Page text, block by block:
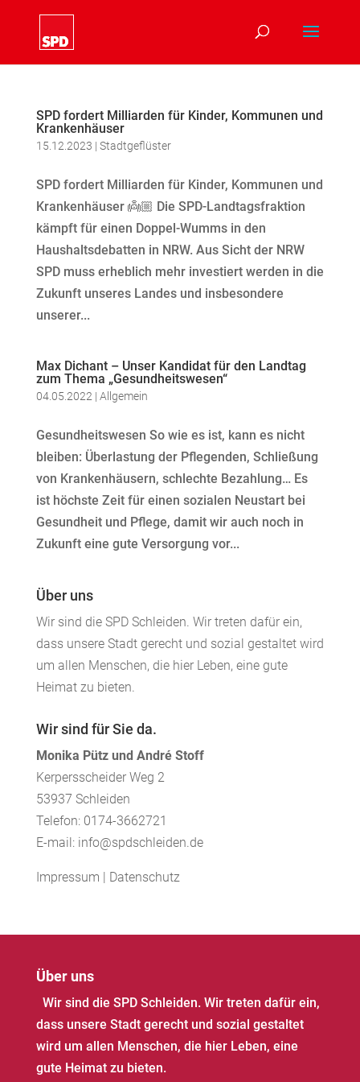
SPD fordert Milliarden für Kinder, Kommunen und
Krankenhäuser
15.12.2023 | Stadtgeflüster
SPD fordert Milliarden für Kinder, Kommunen und
Krankenhäuser 👼🏼 Die SPD-Landtagsfraktion
kämpft für einen Doppel-Wumms in den
Haushaltsdebatten in NRW. Aus Sicht der NRW
SPD muss erheblich mehr investiert werden in die
Zukunft unseres Landes und insbesondere
unserer...
Max Dichant – Unser Kandidat für den Landtag
zum Thema „Gesundheitswesen“
04.05.2022 | Allgemein
Gesundheitswesen So wie es ist, kann es nicht
bleiben: Überlastung der Pflegenden, Schließung
von Krankenhäusern, schlechte Bezahlung… Es
ist höchste Zeit für einen sozialen Neustart bei
Gesundheit und Pflege, damit wir auch noch in
Zukunft eine gute Versorgung vor...
Über uns
Wir sind die SPD Schleiden. Wir treten dafür ein,
dass unsere Stadt gerecht und sozial gestaltet wird
um allen Menschen, die hier Leben, eine gute
Heimat zu bieten.
Wir sind für Sie da.
Monika Pütz und André Stoff
Kerpersscheider Weg 2
53937 Schleiden
Telefon: 0174-3662721
E-mail: info@spdschleiden.de
Impressum | Datenschutz
Über uns
Wir sind die SPD Schleiden. Wir treten dafür ein,
dass unsere Stadt gerecht und sozial gestaltet
wird um allen Menschen, die hier Leben, eine
gute Heimat zu bieten.